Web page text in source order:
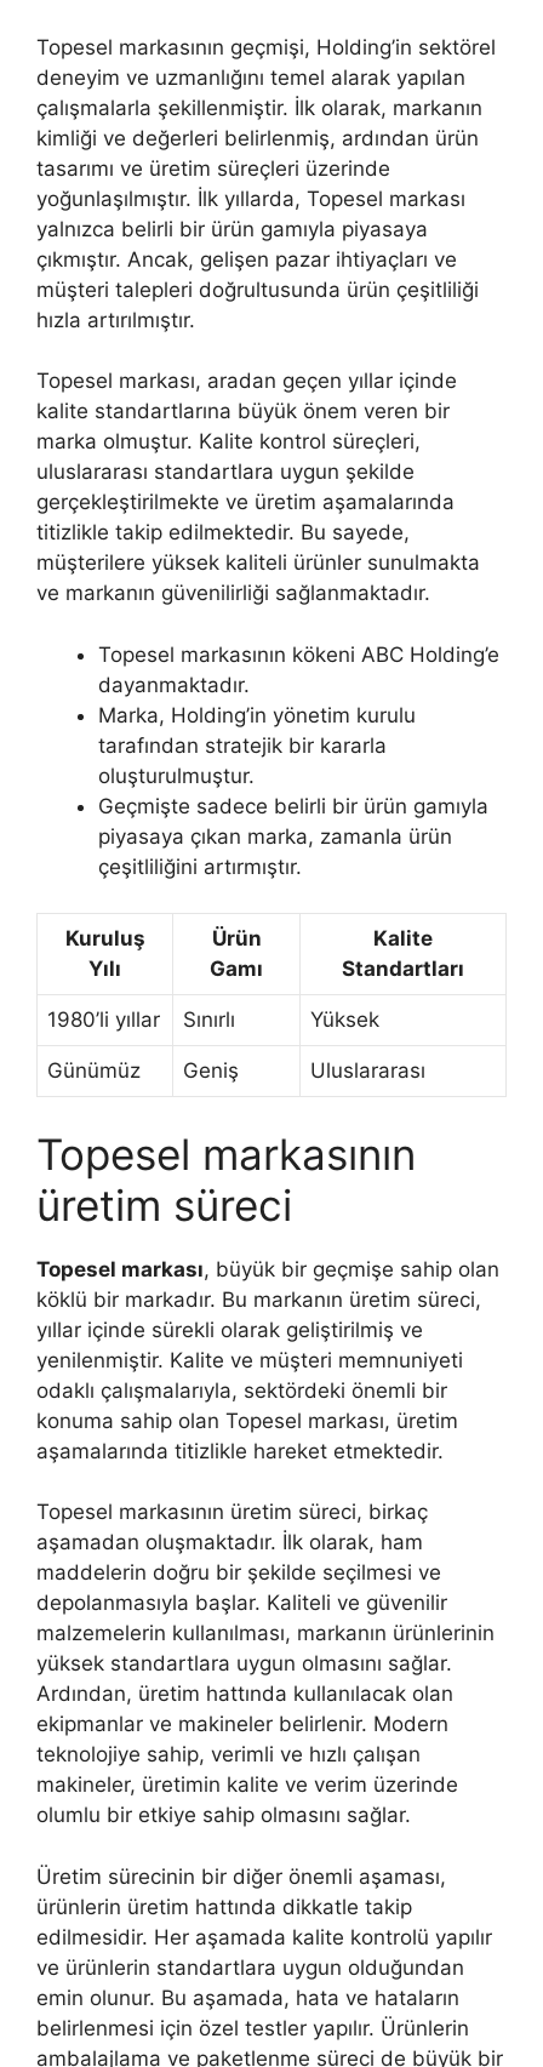
Topesel markasının geçmişi, Holding’in sektörel
deneyim ve uzmanlığını temel alarak yapılan
çalışmalarla şekillenmiştir. İlk olarak, markanın
kimliği ve değerleri belirlenmiş, ardından ürün
tasarımı ve üretim süreçleri üzerinde
yoğunlaşılmıştır. İlk yıllarda, Topesel markası
yalnızca belirli bir ürün gamıyla piyasaya
çıkmıştır. Ancak, gelişen pazar ihtiyaçları ve
müşteri talepleri doğrultusunda ürün çeşitliliği
hızla artırılmıştır.
Topesel markası, aradan geçen yıllar içinde
kalite standartlarına büyük önem veren bir
marka olmuştur. Kalite kontrol süreçleri,
uluslararası standartlara uygun şekilde
gerçekleştirilmekte ve üretim aşamalarında
titizlikle takip edilmektedir. Bu sayede,
müşterilere yüksek kaliteli ürünler sunulmakta
ve markanın güvenilirliği sağlanmaktadır.
Topesel markasının kökeni ABC Holding’e
dayanmaktadır.
Marka, Holding’in yönetim kurulu
tarafından stratejik bir kararla
oluşturulmuştur.
Geçmişte sadece belirli bir ürün gamıyla
piyasaya çıkan marka, zamanla ürün
çeşitliliğini artırmıştır.
Kuruluş
Yılı
Ürün
Gamı
Kalite
Standartları
1980’li yıllar Sınırlı Yüksek
Günümüz Geniş Uluslararası
Topesel markasının
üretim süreci
Topesel markası, büyük bir geçmişe sahip olan
köklü bir markadır. Bu markanın üretim süreci,
yıllar içinde sürekli olarak geliştirilmiş ve
yenilenmiştir. Kalite ve müşteri memnuniyeti
odaklı çalışmalarıyla, sektördeki önemli bir
konuma sahip olan Topesel markası, üretim
aşamalarında titizlikle hareket etmektedir.
Topesel markasının üretim süreci, birkaç
aşamadan oluşmaktadır. İlk olarak, ham
maddelerin doğru bir şekilde seçilmesi ve
depolanmasıyla başlar. Kaliteli ve güvenilir
malzemelerin kullanılması, markanın ürünlerinin
yüksek standartlara uygun olmasını sağlar.
Ardından, üretim hattında kullanılacak olan
ekipmanlar ve makineler belirlenir. Modern
teknolojiye sahip, verimli ve hızlı çalışan
makineler, üretimin kalite ve verim üzerinde
olumlu bir etkiye sahip olmasını sağlar.
Üretim sürecinin bir diğer önemli aşaması,
ürünlerin üretim hattında dikkatle takip
edilmesidir. Her aşamada kalite kontrolü yapılır
ve ürünlerin standartlara uygun olduğundan
emin olunur. Bu aşamada, hata ve hataların
belirlenmesi için özel testler yapılır. Ürünlerin
ambalajlama ve paketlenme süreci de büyük bir